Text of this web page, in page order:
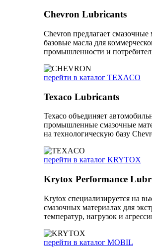
Chevron Lubricants
Chevron предлагает смазочные
базовые масла для
промышленности и
перейти в каталог TEXACO
Texaco Lubricants
Texaco объединяет
промышленные смазочные
на технологическую базу
перейти в каталог KRYTOX
Krytox Performance
Krytox специализируется на
смазочных материалах для
температур, нагрузок и
перейти в каталог MOBIL